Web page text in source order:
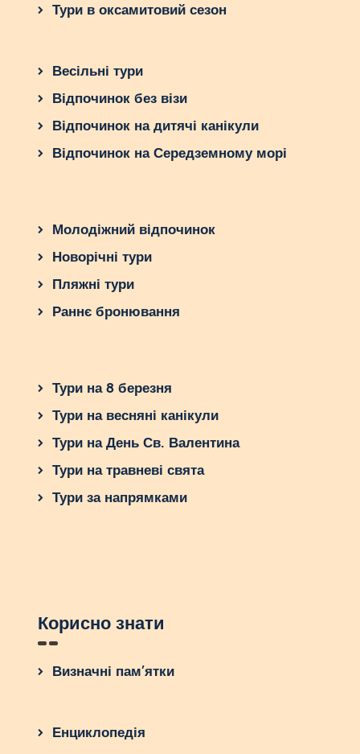
Тури в оксамитовий сезон
Весільні тури
Відпочинок без візи
Відпочинок на дитячі канікули
Відпочинок на Середземному морі
Молодіжний відпочинок
Новорічні тури
Пляжні тури
Раннє бронювання
Тури на 8 березня
Тури на весняні канікули
Тури на День Св. Валентина
Тури на травневі свята
Тури за напрямками
Корисно знати
Визначні пам’ятки
Енциклопедія